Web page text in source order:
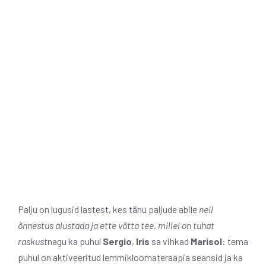
Palju on lugusid lastest, kes tänu paljude abile neil
õnnestus alustada ja ette võtta tee, millel on tuhat
raskustnagu ka puhul Sergio, Iris sa vihkad Marisol: tema
puhul on aktiveeritud lemmikloomateraapia seansid ja ka